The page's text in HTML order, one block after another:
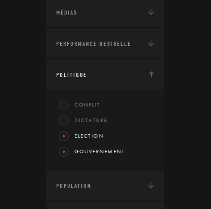
MÉDIAS
PERFORMANCE GESTUELLE
POLITIQUE
CONFLIT
DICTATURE
ELECTION
GOUVERNEMENT
POPULATION